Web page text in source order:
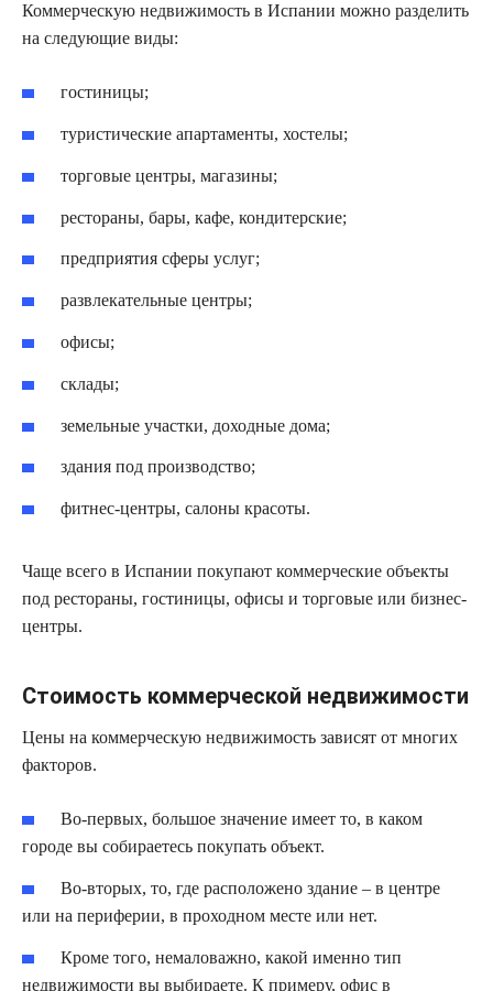
Коммерческую недвижимость в Испании можно разделить
на следующие виды:
гостиницы;
туристические апартаменты, хостелы;
торговые центры, магазины;
рестораны, бары, кафе, кондитерские;
предприятия сферы услуг;
развлекательные центры;
офисы;
склады;
земельные участки, доходные дома;
здания под производство;
фитнес-центры, салоны красоты.
Чаще всего в Испании покупают коммерческие объекты
под рестораны, гостиницы, офисы и торговые или бизнес-
центры.
Стоимость коммерческой недвижимости
Цены на коммерческую недвижимость зависят от многих
факторов.
Во-первых, большое значение имеет то, в каком
городе вы собираетесь покупать объект.
Во-вторых, то, где расположено здание – в центре
или на периферии, в проходном месте или нет.
Кроме того, немаловажно, какой именно тип
недвижимости вы выбираете. К примеру, офис в